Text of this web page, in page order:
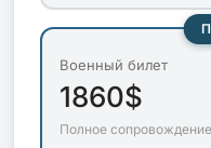
Военный билет
1860$
Полное